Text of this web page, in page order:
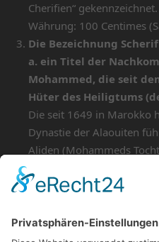
Cherifien“
Währung: 100 Centimes
Die Bezeichnung
a. ein Titel der
Mohammed, die seit
Hüter des Heiligtums
Die seit 1649 in Marokko
Dynastie der Alaouiten
Aliden (Mohammeds